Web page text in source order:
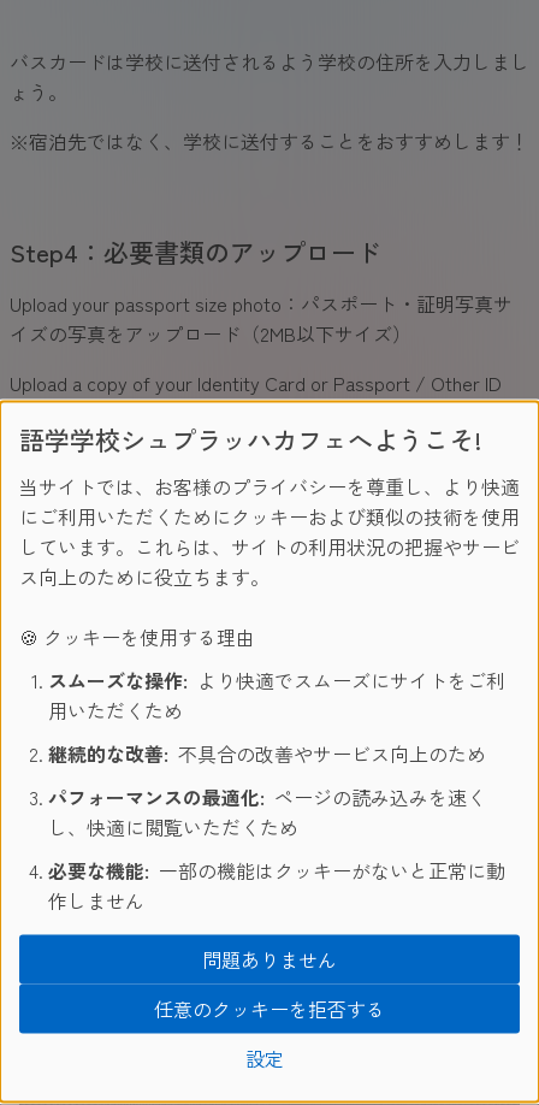
バスカードは学校に送付されるよう学校の住所を入力しまし
ょう。
※宿泊先ではなく、学校に送付することをおすすめします！
Step4：必要書類のアップロード
Upload your passport size photo：パスポート・証明写真サ
イズの写真をアップロード（2MB以下サイズ）
Upload a copy of your Identity Card or Passport / Other ID
Documet：パスポートの顔写真ページの写真をアップロード
Step5：確認・支払い
語学学校シュプラッハカフェへようこそ!
当サイトでは、お客様のプライバシーを尊重し、より快適
にご利用いただくためにクッキーおよび類似の技術を使用
しています。これらは、サイトの利用状況の把握やサービ
ス向上のために役立ちます。
🍪 クッキーを使用する理由
スムーズな操作: より快適でスムーズにサイトをご利
用いただくため
継続的な改善: 不具合の改善やサービス向上のため
パフォーマンスの最適化: ページの読み込みを速く
し、快適に閲覧いただくため
必要な機能: 一部の機能はクッキーがないと正常に動
作しません
設定
任意のクッキーを拒否する
問題ありません